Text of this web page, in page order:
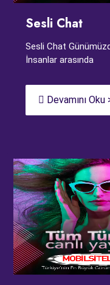
Sesli Chat
Sesli Chat
İnsanlar arasında
Devamını Oku